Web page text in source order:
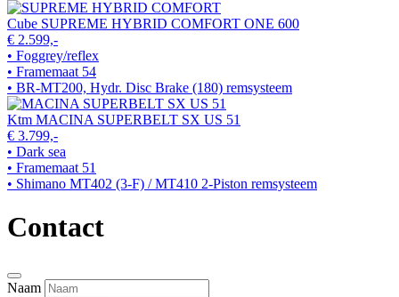
Cube SUPREME HYBRID COMFORT ONE 600
€ 2.599,-
• Foggrey/reflex
• Framemaat 54
• BR-MT200, Hydr. Disc Brake (180) remsysteem
Ktm MACINA SUPERBELT SX US 51
€ 3.799,-
• Dark sea
• Framemaat 51
• Shimano MT402 (3-F) / MT410 2-Piston remsysteem
Contact
Naam